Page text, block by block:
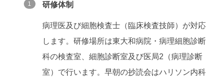
研修体制
病理医及び細胞検査士（臨床検査技師）が対応
します。研修場所は東大和病院・病理細胞診断
科の検査室、細胞診断室及び医局2（病理診断
室）で行います。早朝の抄読会はハリソン内科